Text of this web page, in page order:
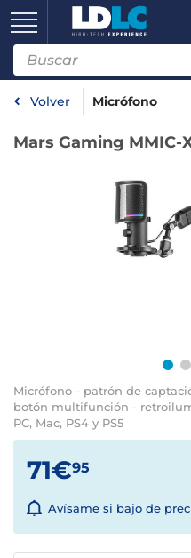
Volver Micrófono
Mars Gaming MMIC-
Micrófono - patrón de
botón multifunción -
PC, Mac, PS4 y PS5
71€95
Avísame si bajo de